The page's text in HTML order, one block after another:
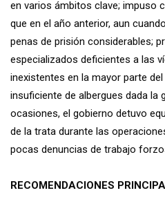
en varios ámbitos clave; impuso
que en el año anterior, aun
penas de prisión considerables;
especializados deficientes a las
inexistentes en la mayor parte
insuficiente de albergues dada la
ocasiones, el gobierno detuvo
de la trata durante las
pocas denuncias de trabajo
RECOMENDACIONES